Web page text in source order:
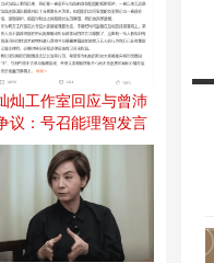
灿工作室回应与曾沛
议：号召能理智发言